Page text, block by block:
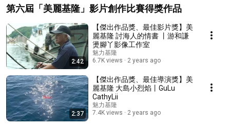
第六屆「美麗基隆」影片創作比賽得獎作品
2:42
【傑出作品獎、最佳影片獎】美
麗基隆 討海人的情書 丨游和謙
燙腳丫影像工作室
魅力基隆
6.7K views
2 years ago
2:37
【傑出作品獎、最佳導演獎】美
麗基隆 大島小烈焰丨GuLu
CathyLii
魅力基隆
7.4K views
2 years ago